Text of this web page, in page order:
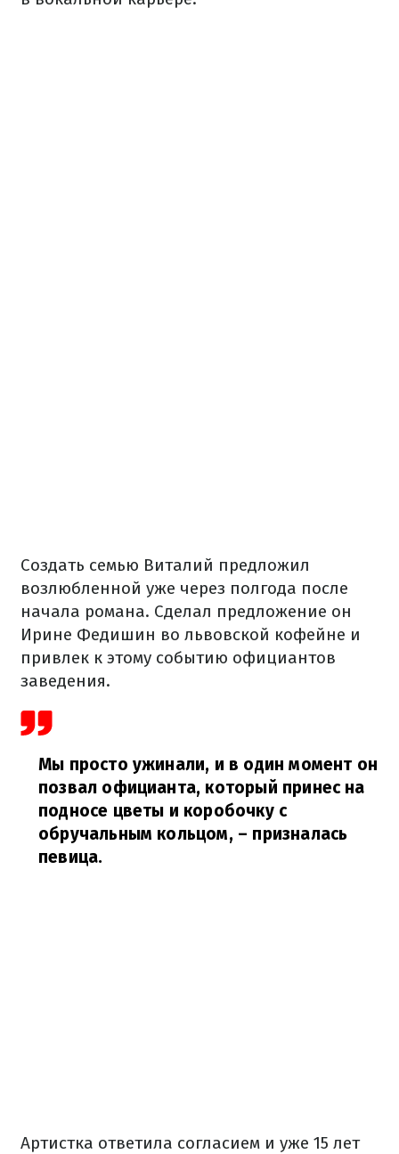
Создать семью Виталий предложил
возлюбленной уже через полгода после
начала романа. Сделал предложение он
Ирине Федишин во львовской кофейне и
привлек к этому событию официантов
заведения.
Мы просто ужинали, и в один момент он
позвал официанта, который принес на
подносе цветы и коробочку с
обручальным кольцом, – призналась
певица.
Артистка ответила согласием и уже 15 лет